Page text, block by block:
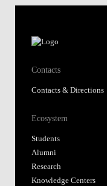
Contacts
Contacts & Directions
Ecosystem
Students
Alumni
Research
Knowledge Centers